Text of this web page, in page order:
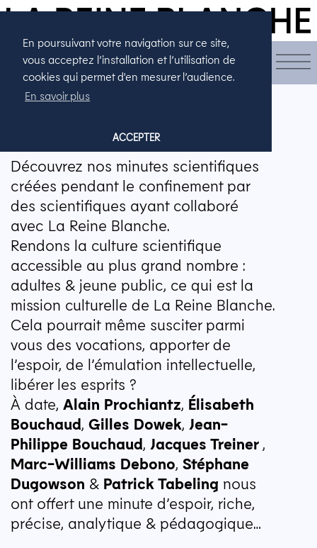
LA MINUTE…
En poursuivant votre navigation sur ce site,
vous acceptez l’installation et l’utilisation de
cookies qui permet d'en mesurer l’audience.
En savoir plus
ACCEPTER
LA MINUTE SCIENTIFIQUE
Découvrez nos minutes scientifiques
créées pendant le confinement par
des scientifiques ayant collaboré
avec La Reine Blanche.
Rendons la culture scientifique
accessible au plus grand nombre :
adultes & jeune public, ce qui est la
mission culturelle de La Reine Blanche.
Cela pourrait même susciter parmi
vous des vocations, apporter de
l’espoir, de l’émulation intellectuelle,
libérer les esprits ?
À date, Alain Prochiantz, Élisabeth
Bouchaud, Gilles Dowek, Jean-
Philippe Bouchaud, Jacques Treiner ,
Marc-Williams Debono, Stéphane
Dugowson & Patrick Tabelingnous
ont offert une minute d’espoir, riche,
précise, analytique & pédagogique…